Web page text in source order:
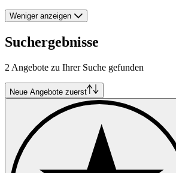
Weniger anzeigen
Suchergebnisse
2 Angebote zu Ihrer Suche gefunden
Neue Angebote zuerst